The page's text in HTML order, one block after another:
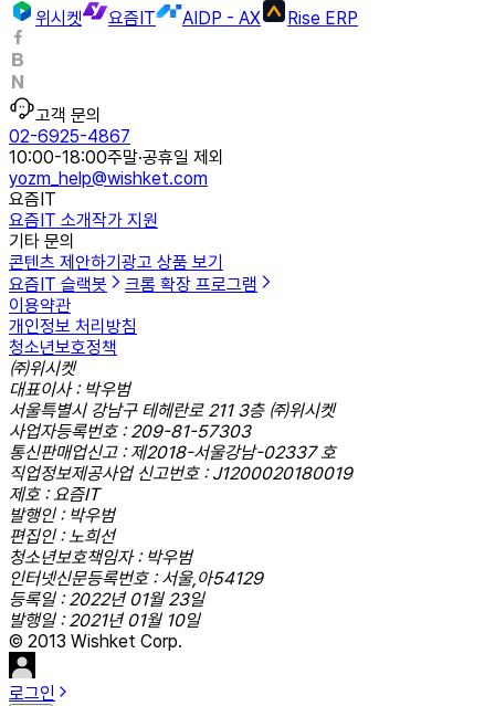
위시켓
요즘IT AIDP - AX Rise ERP
고객 문의
02-6925-4867
10:00-18:00주말·공휴일 제외
yozm_help@wishket.com
요즘IT
요즘IT 소개작가 지원
기타 문의
콘텐츠 제안하기 광고 상품 보기
요즘IT 슬랙봇
크롬 확장 프로그램
이용약관
개인정보 처리방침
청소년보호정책
㈜위시켓
대표이사 : 박우범
서울특별시 강남구 테헤란로 211 3층 ㈜위시켓
사업자등록번호 : 209-81-57303
통신판매업신고 : 제2018-서울강남-02337 호
직업정보제공사업 신고번호 : J1200020180019
제호 : 요즘IT
발행인 : 박우범
편집인 : 노희선
청소년보호책임자 : 박우범
인터넷신문등록번호 : 서울,아54129
등록일 : 2022년 01월 23일
발행일 : 2021년 01월 10일
© 2013 Wishket Corp.
로그인